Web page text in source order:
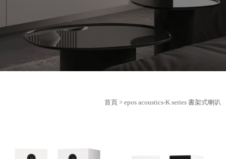
首頁 > epos acoustics-K series 書架式喇叭